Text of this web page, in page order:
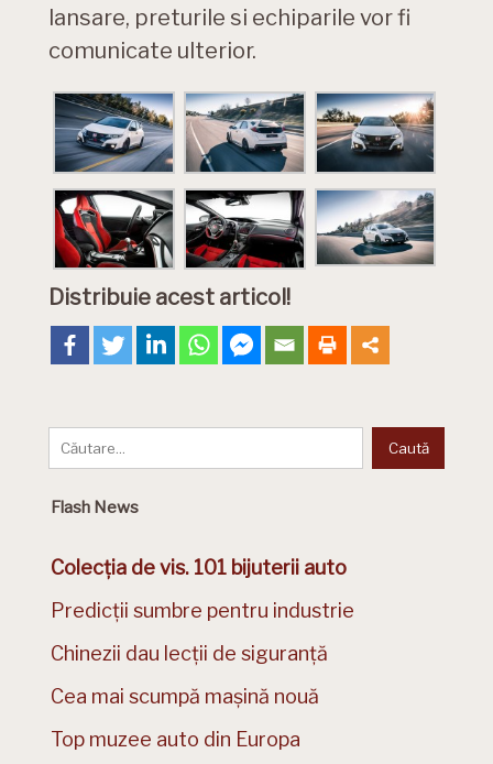
lansare, preturile si echiparile vor fi
comunicate ulterior.
Distribuie acest articol!
Flash News
Colecția de vis. 101 bijuterii auto
Predicții sumbre pentru industrie
Chinezii dau lecții de siguranță
Cea mai scumpă mașină nouă
Top muzee auto din Europa